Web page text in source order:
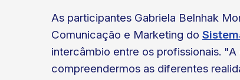
As participantes Gabriela Belnhak
Comunicação e Marketing do
intercâmbio entre os profissionais.
compreendermos as diferentes